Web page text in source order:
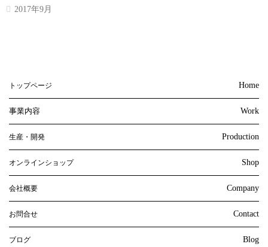
2017年9月
トップページ Home
事業内容 Work
生産・開発 Production
オンラインショップ Shop
会社概要 Company
お問合せ Contact
ブログ Blog